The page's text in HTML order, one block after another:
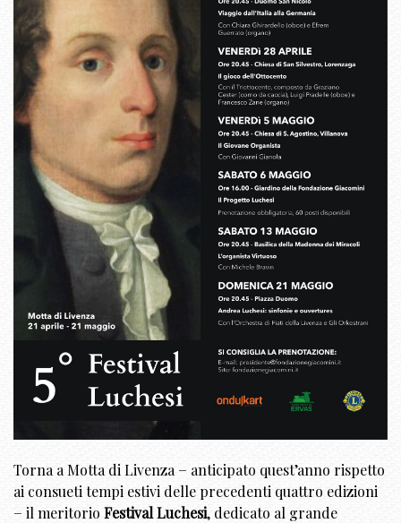
Torna a Motta di Livenza − anticipato quest’anno rispetto
ai consueti tempi estivi delle precedenti quattro edizioni
− il meritorio Festival Luchesi, dedicato al grande